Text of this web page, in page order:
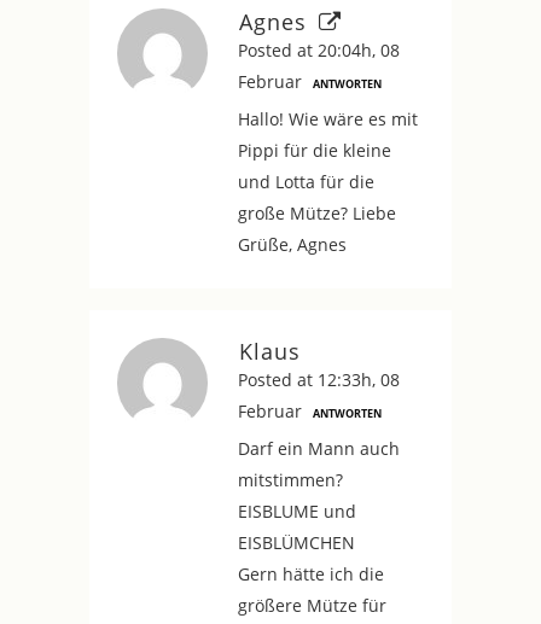
Agnes
Posted at 20:04h, 08
Februar
ANTWORTEN
Hallo! Wie wäre es mit
Pippi für die kleine
und Lotta für die
große Mütze? Liebe
Grüße, Agnes
Klaus
Posted at 12:33h, 08
Februar
ANTWORTEN
Darf ein Mann auch
mitstimmen?
EISBLUME und
EISBLÜMCHEN
Gern hätte ich die
größere Mütze für